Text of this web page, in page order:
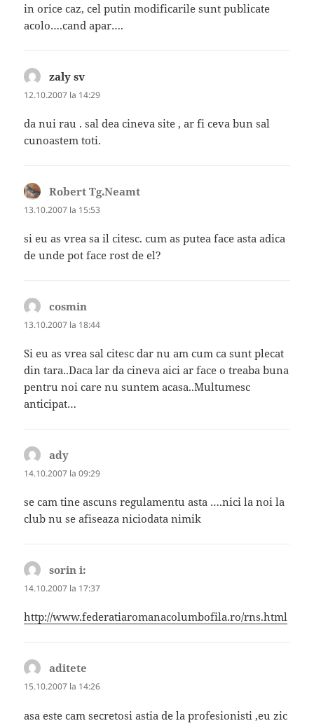
in orice caz, cel putin modificarile sunt publicate
acolo….cand apar….
zaly sv
12.10.2007 la 14:29
da nui rau . sal dea cineva site , ar fi ceva bun sal
cunoastem toti.
Robert Tg.Neamt
13.10.2007 la 15:53
si eu as vrea sa il citesc. cum as putea face asta adica
de unde pot face rost de el?
cosmin
13.10.2007 la 18:44
Si eu as vrea sal citesc dar nu am cum ca sunt plecat
din tara..Daca lar da cineva aici ar face o treaba buna
pentru noi care nu suntem acasa..Multumesc
anticipat…
ady
14.10.2007 la 09:29
se cam tine ascuns regulamentu asta ….nici la noi la
club nu se afiseaza niciodata nimik
sorin i:
14.10.2007 la 17:37
http://www.federatiaromanacolumbofila.ro/rns.html
aditete
15.10.2007 la 14:26
asa este cam secretosi astia de la profesionisti ,eu zic